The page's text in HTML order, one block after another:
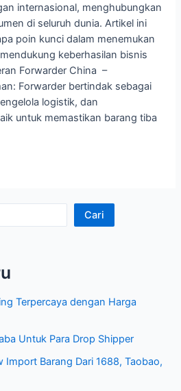
internasional, menghubungkan
di seluruh dunia. Artikel ini
poin kunci dalam menemukan
keberhasilan bisnis
Forwarder China –
Forwarder bertindak sebagai
logistik, dan
untuk memastikan barang tiba
Cari
Terpercaya dengan Harga
Untuk Para Drop Shipper
Import Barang Dari 1688, Taobao,